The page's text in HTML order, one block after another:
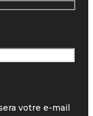
votre e-mail